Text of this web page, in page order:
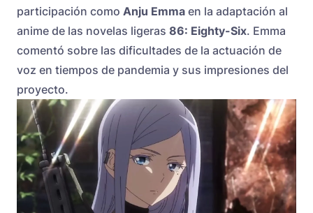
participación como Anju Emma en la adaptación al
anime de las novelas ligeras 86: Eighty-Six. Emma
comentó sobre las dificultades de la actuación de
voz en tiempos de pandemia y sus impresiones del
proyecto.